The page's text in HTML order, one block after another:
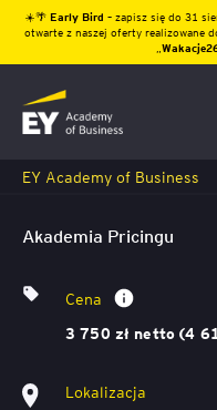
☀️🌴 Early Bird – zapisz się do 31
otwarte z naszej oferty realizowane
EY Academy of Business
Akademia Pricingu
Cena
3 750 zł netto (4
Lokalizacja